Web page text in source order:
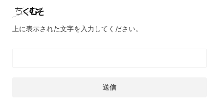
上に表示された文字を入力してください。